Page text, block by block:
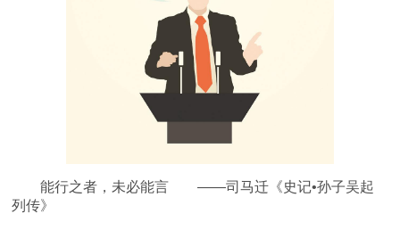
能行之者，未必能言 ——司马迁《史记•孙子吴起
列传》